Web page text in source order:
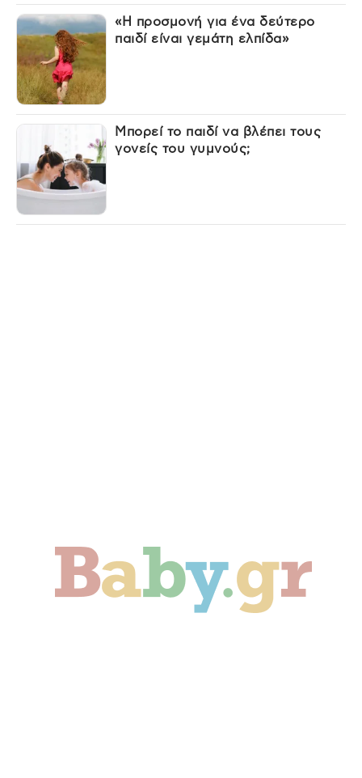
«Η προσμονή για ένα δεύτερο
παιδί είναι γεμάτη ελπίδα»
Μπορεί το παιδί να βλέπει τους
γονείς του γυμνούς;